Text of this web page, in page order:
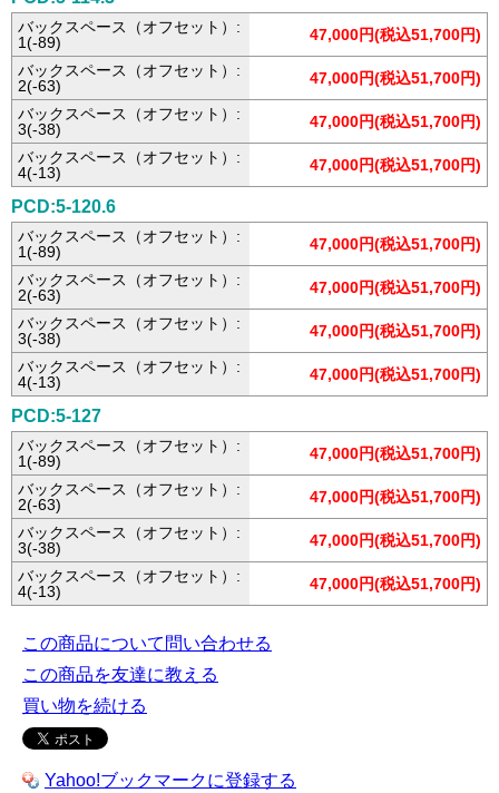
バックスペース（オフセット）:
1(-89)
47,000円(税込51,700円)
バックスペース（オフセット）:
2(-63)
47,000円(税込51,700円)
バックスペース（オフセット）:
3(-38)
47,000円(税込51,700円)
バックスペース（オフセット）:
4(-13)
47,000円(税込51,700円)
PCD:5-120.6
バックスペース（オフセット）:
1(-89)
47,000円(税込51,700円)
バックスペース（オフセット）:
2(-63)
47,000円(税込51,700円)
バックスペース（オフセット）:
3(-38)
47,000円(税込51,700円)
バックスペース（オフセット）:
4(-13)
47,000円(税込51,700円)
PCD:5-127
バックスペース（オフセット）:
1(-89)
47,000円(税込51,700円)
バックスペース（オフセット）:
2(-63)
47,000円(税込51,700円)
バックスペース（オフセット）:
3(-38)
47,000円(税込51,700円)
バックスペース（オフセット）:
4(-13)
47,000円(税込51,700円)
この商品について問い合わせる
この商品を友達に教える
買い物を続ける
Yahoo!ブックマークに登録する